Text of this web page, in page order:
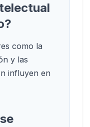
como la
y las
influyen en